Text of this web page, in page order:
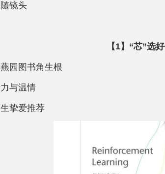
镜头
【1】“芯”选
园图书角生根
与温情
挚爱推荐